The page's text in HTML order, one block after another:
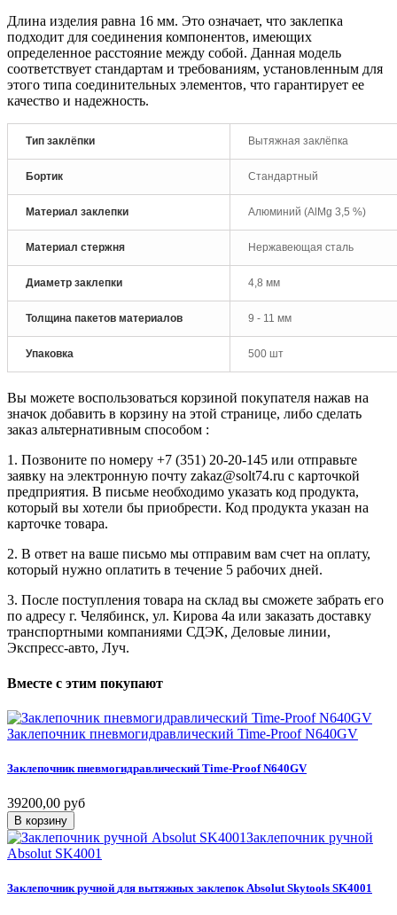
Длина изделия равна 16 мм. Это означает, что заклепка
подходит для соединения компонентов, имеющих
определенное расстояние между собой. Данная модель
соответствует стандартам и требованиям, установленным для
этого типа соединительных элементов, что гарантирует ее
качество и надежность.
Тип заклёпки Вытяжная заклёпка
Бортик Стандартный
Материал заклепки Алюминий (AlMg 3,5 %)
Материал стержня Нержавеющая сталь
Диаметр заклепки 4,8 мм
Толщина пакетов материалов 9 - 11 мм
Упаковка 500 шт
Вы можете воспользоваться корзиной покупателя нажав на
значок добавить в корзину на этой странице, либо сделать
заказ альтернативным способом :
1. Позвоните по номеру +7 (351) 20-20-145 или отправьте
заявку на электронную почту zakaz@solt74.ru с карточкой
предприятия. В письме необходимо указать код продукта,
который вы хотели бы приобрести. Код продукта указан на
карточке товара.
2. В ответ на ваше письмо мы отправим вам счет на оплату,
который нужно оплатить в течение 5 рабочих дней.
3. После поступления товара на склад вы сможете забрать его
по адресу г. Челябинск, ул. Кирова 4а или заказать доставку
транспортными компаниями СДЭК, Деловые линии,
Экспресс-авто, Луч.
Вместе с этим покупают
Заклепочник пневмогидравлический Time-Proof N640GV
Заклепочник пневмогидравлический Time-Proof N640GV
39200,00 руб
В корзину
Заклепочник ручной
Absolut SK4001
Заклепочник ручной для вытяжных заклепок Absolut Skytools SK4001